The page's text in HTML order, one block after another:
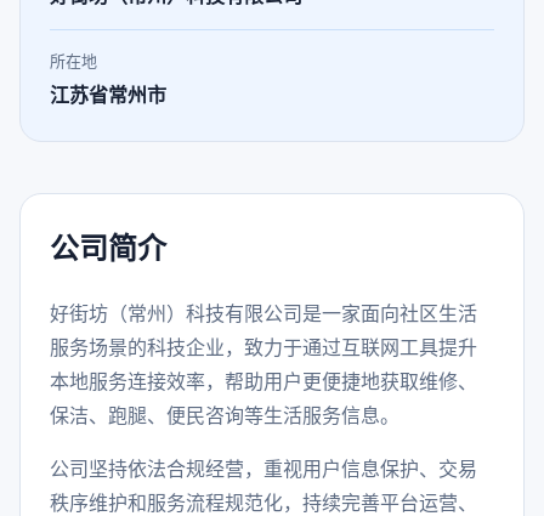
所在地
江苏省常州市
公司简介
好街坊（常州）科技有限公司是一家面向社区生活
服务场景的科技企业，致力于通过互联网工具提升
本地服务连接效率，帮助用户更便捷地获取维修、
保洁、跑腿、便民咨询等生活服务信息。
公司坚持依法合规经营，重视用户信息保护、交易
秩序维护和服务流程规范化，持续完善平台运营、